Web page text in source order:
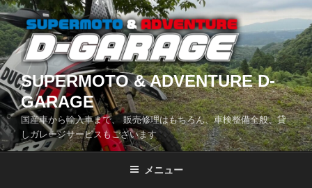
コ
ン
テ
ン
ツ
へ
ス
キ
ッ
SUPERMOTO & ADVENTURE D-
GARAGE
国産車から輸入車まで、 販売修理はもちろん、車検整備全般、貸
しガレージサービスもございます
メニュー